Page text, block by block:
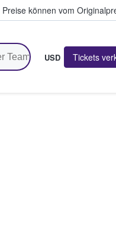
Preise können vom
USD Tickets